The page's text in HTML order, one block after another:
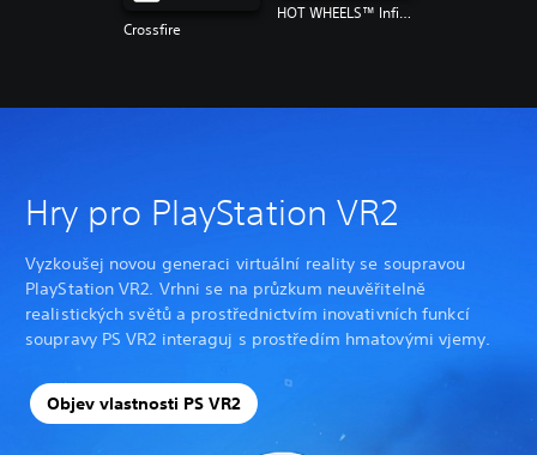
Crossfire
HOT WHEELS™ Infinite Rush
Hry pro PlayStation VR2
Vyzkoušej novou generaci virtuální reality se soupravou
PlayStation VR2. Vrhni se na průzkum neuvěřitelně
realistických světů a prostřednictvím inovativních funkcí
soupravy PS VR2 interaguj s prostředím hmatovými vjemy.
Objev vlastnosti PS VR2